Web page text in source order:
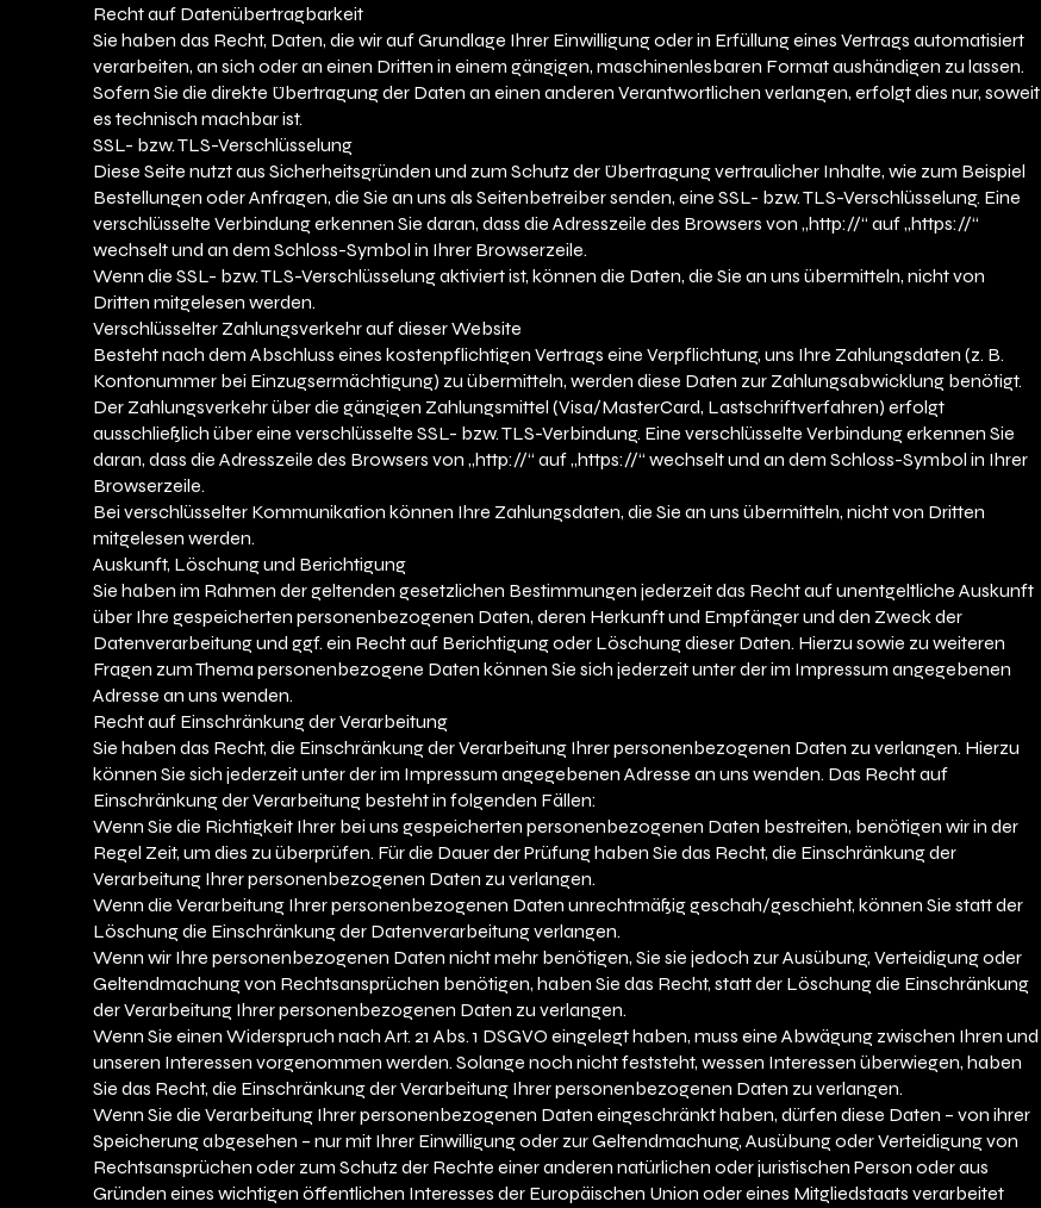
Recht auf Datenübertragbarkeit
Sie haben das Recht, Daten, die wir auf Grundlage Ihrer Einwilligung oder in Erfüllung eines Vertrags automatisiert
verarbeiten, an sich oder an einen Dritten in einem gängigen, maschinenlesbaren Format aushändigen zu lassen.
Sofern Sie die direkte Übertragung der Daten an einen anderen Verantwortlichen verlangen, erfolgt dies nur, soweit
es technisch machbar ist.
SSL- bzw. TLS-Verschlüsselung
Diese Seite nutzt aus Sicherheitsgründen und zum Schutz der Übertragung vertraulicher Inhalte, wie zum Beispiel
Bestellungen oder Anfragen, die Sie an uns als Seitenbetreiber senden, eine SSL- bzw. TLS-Verschlüsselung. Eine
verschlüsselte Verbindung erkennen Sie daran, dass die Adresszeile des Browsers von „http://“ auf „https://“
wechselt und an dem Schloss-Symbol in Ihrer Browserzeile.
Wenn die SSL- bzw. TLS-Verschlüsselung aktiviert ist, können die Daten, die Sie an uns übermitteln, nicht von
Dritten mitgelesen werden.
Verschlüsselter Zahlungsverkehr auf dieser Website
Besteht nach dem Abschluss eines kostenpflichtigen Vertrags eine Verpflichtung, uns Ihre Zahlungsdaten (z. B.
Kontonummer bei Einzugsermächtigung) zu übermitteln, werden diese Daten zur Zahlungsabwicklung benötigt.
Der Zahlungsverkehr über die gängigen Zahlungsmittel (Visa/MasterCard, Lastschriftverfahren) erfolgt
ausschließlich über eine verschlüsselte SSL- bzw. TLS-Verbindung. Eine verschlüsselte Verbindung erkennen Sie
daran, dass die Adresszeile des Browsers von „http://“ auf „https://“ wechselt und an dem Schloss-Symbol in Ihrer
Browserzeile.
Bei verschlüsselter Kommunikation können Ihre Zahlungsdaten, die Sie an uns übermitteln, nicht von Dritten
mitgelesen werden.
Auskunft, Löschung und Berichtigung
Sie haben im Rahmen der geltenden gesetzlichen Bestimmungen jederzeit das Recht auf unentgeltliche Auskunft
über Ihre gespeicherten personenbezogenen Daten, deren Herkunft und Empfänger und den Zweck der
Datenverarbeitung und ggf. ein Recht auf Berichtigung oder Löschung dieser Daten. Hierzu sowie zu weiteren
Fragen zum Thema personenbezogene Daten können Sie sich jederzeit unter der im Impressum angegebenen
Adresse an uns wenden.
Recht auf Einschränkung der Verarbeitung
Sie haben das Recht, die Einschränkung der Verarbeitung Ihrer personenbezogenen Daten zu verlangen. Hierzu
können Sie sich jederzeit unter der im Impressum angegebenen Adresse an uns wenden. Das Recht auf
Einschränkung der Verarbeitung besteht in folgenden Fällen:
Wenn Sie die Richtigkeit Ihrer bei uns gespeicherten personenbezogenen Daten bestreiten, benötigen wir in der
Regel Zeit, um dies zu überprüfen. Für die Dauer der Prüfung haben Sie das Recht, die Einschränkung der
Verarbeitung Ihrer personenbezogenen Daten zu verlangen.
Wenn die Verarbeitung Ihrer personenbezogenen Daten unrechtmäßig geschah/geschieht, können Sie statt der
Löschung die Einschränkung der Datenverarbeitung verlangen.
Wenn wir Ihre personenbezogenen Daten nicht mehr benötigen, Sie sie jedoch zur Ausübung, Verteidigung oder
Geltendmachung von Rechtsansprüchen benötigen, haben Sie das Recht, statt der Löschung die Einschränkung
der Verarbeitung Ihrer personenbezogenen Daten zu verlangen.
Wenn Sie einen Widerspruch nach Art. 21 Abs. 1 DSGVO eingelegt haben, muss eine Abwägung zwischen Ihren und
unseren Interessen vorgenommen werden. Solange noch nicht feststeht, wessen Interessen überwiegen, haben
Sie das Recht, die Einschränkung der Verarbeitung Ihrer personenbezogenen Daten zu verlangen.
Wenn Sie die Verarbeitung Ihrer personenbezogenen Daten eingeschränkt haben, dürfen diese Daten – von ihrer
Speicherung abgesehen – nur mit Ihrer Einwilligung oder zur Geltendmachung, Ausübung oder Verteidigung von
Rechtsansprüchen oder zum Schutz der Rechte einer anderen natürlichen oder juristischen Person oder aus
Gründen eines wichtigen öffentlichen Interesses der Europäischen Union oder eines Mitgliedstaats verarbeitet